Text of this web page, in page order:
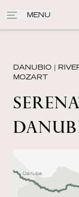
MENU
DANUBIO |
MOZART